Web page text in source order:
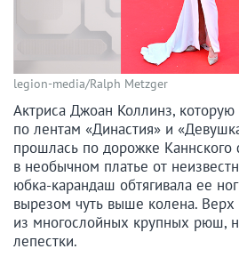
legion-media/Ralph Metzger
Актриса Джоан Коллинз, которую
по лентам «Династия» и
прошлась по дорожке Каннского
в необычном платье от
юбка-карандаш обтягивала ее
вырезом чуть выше колена. Верх
из многослойных крупных рюш,
лепестки.